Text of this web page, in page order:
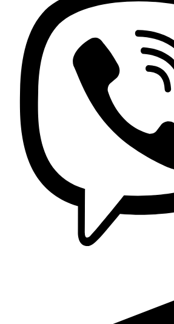
Griferia Acero Inoxidable